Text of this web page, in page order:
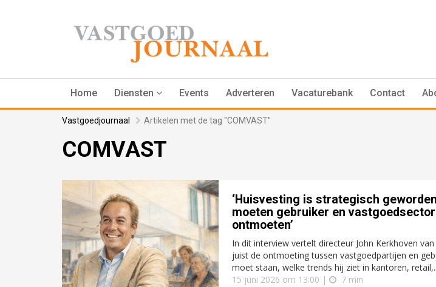
Home Diensten Events Adverteren Vacaturebank Contact
Vastgoedjournaal Artikelen met de tag "COMVAST"
COMVAST
‘Huisvesting is strategisch
moeten gebruiker en
ontmoeten’
In dit interview vertelt directeur John Kerkhoven
juist de ontmoeting tussen vastgoedpartijen en
moet staan, welke trends hij ziet in kantoren,
15 juni 2026 om 13:00 |
7 min